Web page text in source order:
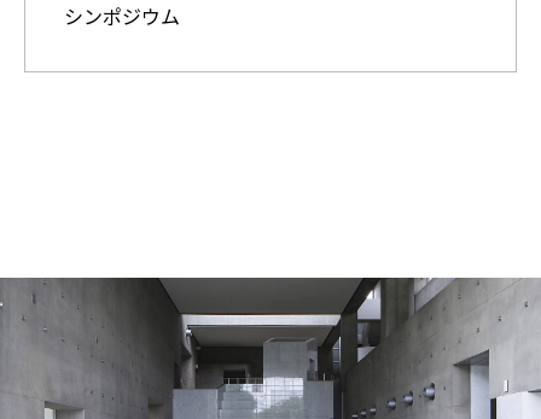
シンポジウム